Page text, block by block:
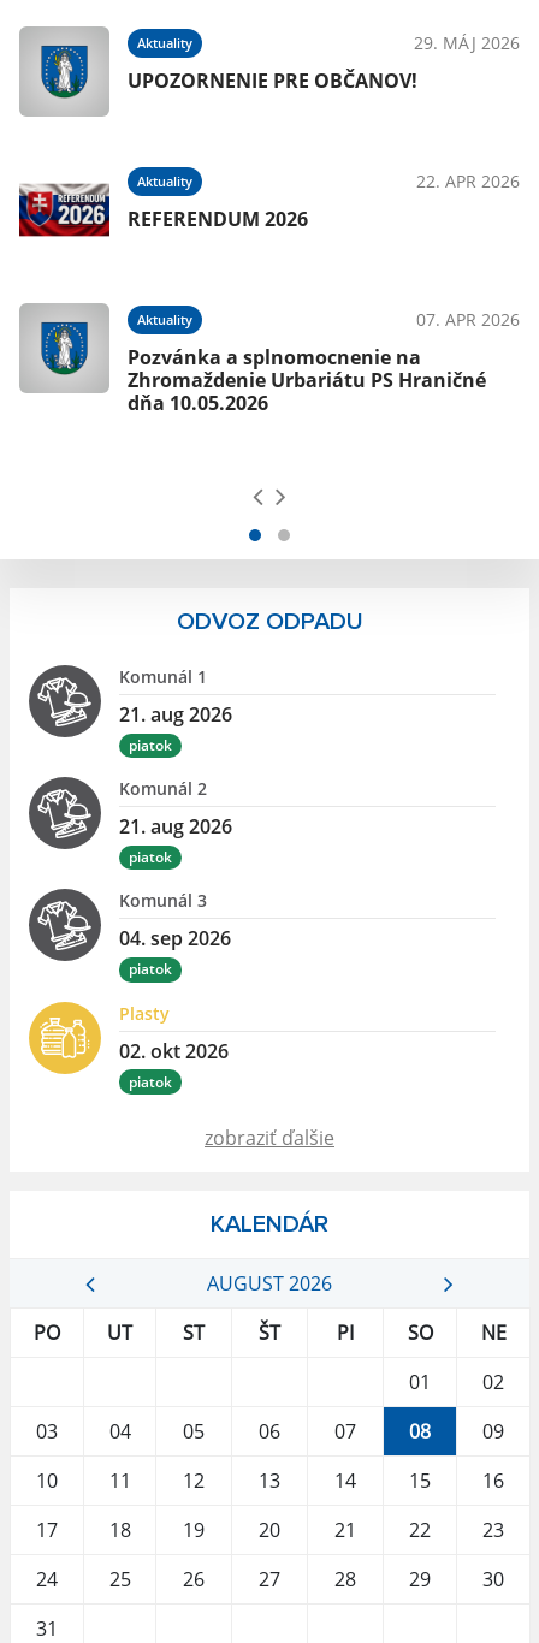
Aktuality 29. MÁJ 2026
UPOZORNENIE PRE OBČANOV!
Aktuality 22. APR 2026
REFERENDUM 2026
Aktuality 07. APR 2026
Pozvánka a splnomocnenie na
Zhromaždenie Urbariátu PS Hraničné
dňa 10.05.2026
ODVOZ ODPADU
Komunál 1
21. aug 2026
piatok
Komunál 2
21. aug 2026
piatok
Komunál 3
04. sep 2026
piatok
Plasty
02. okt 2026
piatok
zobraziť ďalšie
KALENDÁR
AUGUST 2026
PO
UT ST ŠT PI SO
NE
01
02
03
04 05 06 07 08
09
10
11 12 13 14 15
16
17
18 19 20 21 22
23
24
25 26 27 28 29
30
31